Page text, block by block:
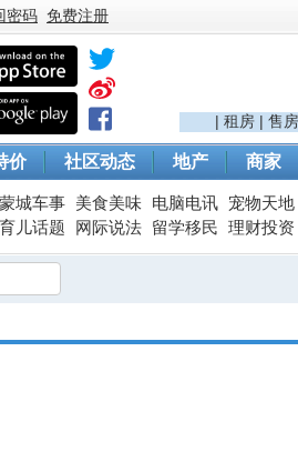
密码 免费注册
| 租房 | 售房
价 社区动态 地产 商家
蒙城车事 美食美味 电脑电讯 宠物天地
育儿话题 网际说法 留学移民 理财投资